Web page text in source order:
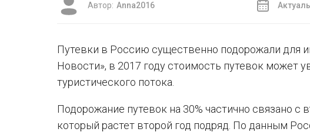
Автор: Anna2016
Путевки в Россию существенно подорожали для
Новости», в 2017 году стоимость путевок может
туристического потока.
Подорожание путевок на 30% частично связано
который растет второй год подряд. По данным